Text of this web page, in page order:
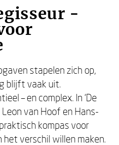
-
stapelen zich op,
blijft vaak uit.
– en complex. In ‘De
van Hoof en Hans-
kompas voor
het verschil willen maken.